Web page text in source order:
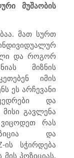
მუშაობის
მათ სურთ
და როგორ
მიზნის
იმის
ეს არჩევანი
და
გავლენა
ვიცოდეთ რას
და
-ის სჭირდება
პოზიციას.